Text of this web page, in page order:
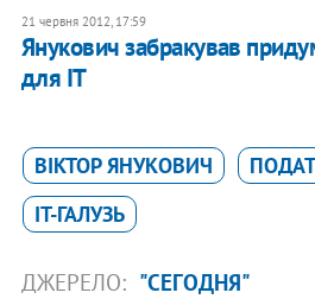
21 червня 2012, 17:59
Янукович забракував
для IT
ВІКТОР ЯНУКОВИЧ
IT-ГАЛУЗЬ
ДЖЕРЕЛО: "СЕГОДНЯ"